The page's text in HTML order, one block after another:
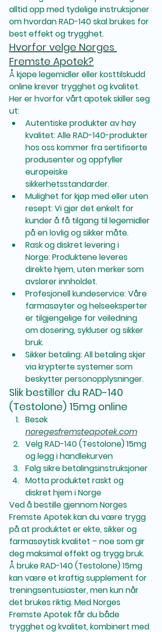
alltid opp med tydelige instruksjoner
om hvordan RAD-140 skal brukes for
best effekt og trygghet.
Hvorfor velge Norges
Fremste Apotek?
Å kjøpe legemidler eller kosttilskudd
online krever trygghet og kvalitet.
Her er hvorfor vårt apotek skiller seg
ut:
Autentiske produkter av høy
kvalitet: Alle RAD-140-produkter
hos oss kommer fra sertifiserte
produsenter og oppfyller
europeiske
sikkerhetsstandarder.
Mulighet for kjøp med eller uten
resept: Vi gjør det enkelt for
kunder å få tilgang til legemidler
på en lovlig og sikker måte.
Rask og diskret levering i
Norge: Produktene leveres
direkte hjem, uten merker som
avslører innholdet.
Profesjonell kundeservice: Våre
farmasøyter og helseeksperter
er tilgjengelige for veiledning
om dosering, sykluser og sikker
bruk.
Sikker betaling: All betaling skjer
via krypterte systemer som
beskytter personopplysninger.
Slik bestiller du RAD-140
(Testolone) 15mg online
Besøk
noregesfremsteapotek.com
Velg RAD-140 (Testolone) 15mg
og legg i handlekurven
Følg sikre betalingsinstruksjoner
Motta produktet raskt og
diskret hjem i Norge
Ved å bestille gjennom Norges
Fremste Apotek kan du være trygg
på at produktet er ekte, sikker og
farmasøytisk kvalitet – noe som gir
deg maksimal effekt og trygg bruk.
Å bruke RAD-140 (Testolone) 15mg
kan være et kraftig supplement for
treningsentusiaster, men kun når
det brukes riktig. Med Norges
Fremste Apotek får du både
trygghet og kvalitet, kombinert med